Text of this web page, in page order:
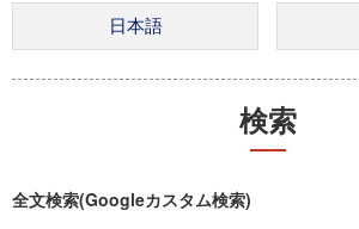
検索
全文検索(Googleカスタム検索)